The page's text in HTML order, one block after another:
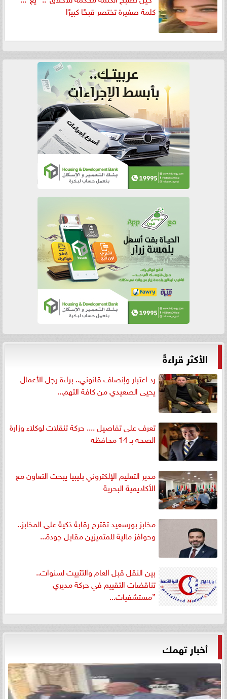
كلمة صغيرة تختصر قبحًا كبيرًا
الأكثر قراءةً
رد اعتبار وإنصاف قانوني.. براءة رجل الأعمال
يحيى الصعيدي من كافة التهم...
تعرف على تفاصيل .... حركة تنقلات لوكلاء وزارة
الصحه بـ 14 محافظه
مدير التعليم الإلكتروني بليبيا يبحث التعاون مع
الأكاديمية البحرية
مخابز بورسعيد تقترح رقابة ذكية على المخابز..
وحوافز مالية للمتميزين مقابل جودة...
بين النقل قبل العام والتثبيت لسنوات..
تناقضات التقييم في حركة مديري
”مستشفيات...
أخبار تهمك